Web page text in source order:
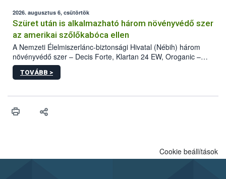
az intenzív felderítést, emellett az intézkedéseket a szlovák
hatósággal is összehangolják a terjedés megállítása érdekében.
2026. augusztus 6, csütörtök
Szüret után is alkalmazható három növényvédő szer
az amerikai szőlőkabóca ellen
A Nemzeti Élelmiszerlánc-biztonsági Hivatal (Nébih) három
növényvédő szer – Decis Forte, Klartan 24 EW, Oroganic –
engedélyokiratát módosította, így azok a szüretet követően,
egészen a vesszőérettség (BBCH 91) stádiumáig
érésű szőlőkben is legyen lehetőség a károsító elleni további
felhasználók számára is elérhető és ökológiai termesztésben is
TOVÁBB >
Cookie beállítások